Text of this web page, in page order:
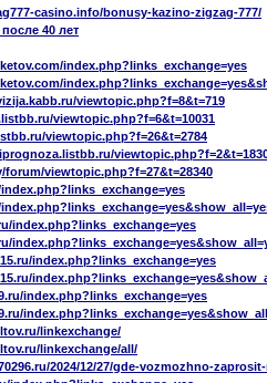
casino.info/bonusy-kazino-zigzag-777/
40 лет
index.php?links_exchange=yes
viewtopic.php?f=8&t=719
viewtopic.php?f=6&t=10031
viewtopic.php?f=26&t=2784
forum/viewtopic.php?f=27&t=28340
index.php?links_exchange=yes
index.php?links_exchange=yes
index.php?links_exchange=yes
linkexchange/
linkexchange/all/
2024/12/27/gde-vozmozhno-